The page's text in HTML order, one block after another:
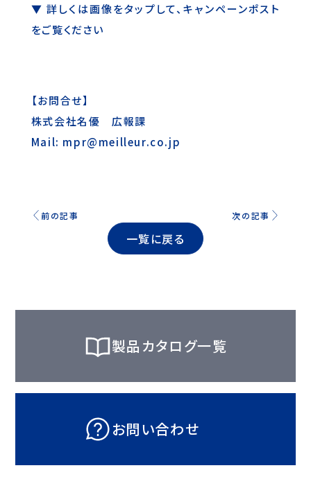
▼ 詳しくは画像をタップして、キャンペーンポスト
をご覧ください
【お問合せ】
株式会社名優 広報課
Mail: mpr@meilleur.co.jp
前の記事
一覧に戻る
次の記事
製品カタログ一覧
お問い合わせ